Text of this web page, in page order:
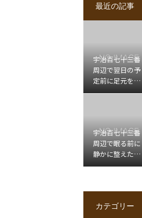
最近の記事
宇治百七十三番
周辺で翌日の予
定前に足元を軽
くしたい日の出
宇治百七十三番
周辺で眠る前に
静かに整えたい
日の出張もみほ
カテゴリー